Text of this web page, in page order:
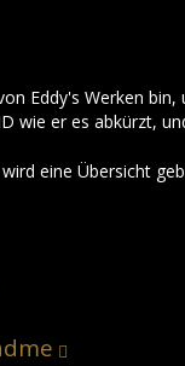
Eddy's Werken
wie er es abkürzt,
eine Übersicht